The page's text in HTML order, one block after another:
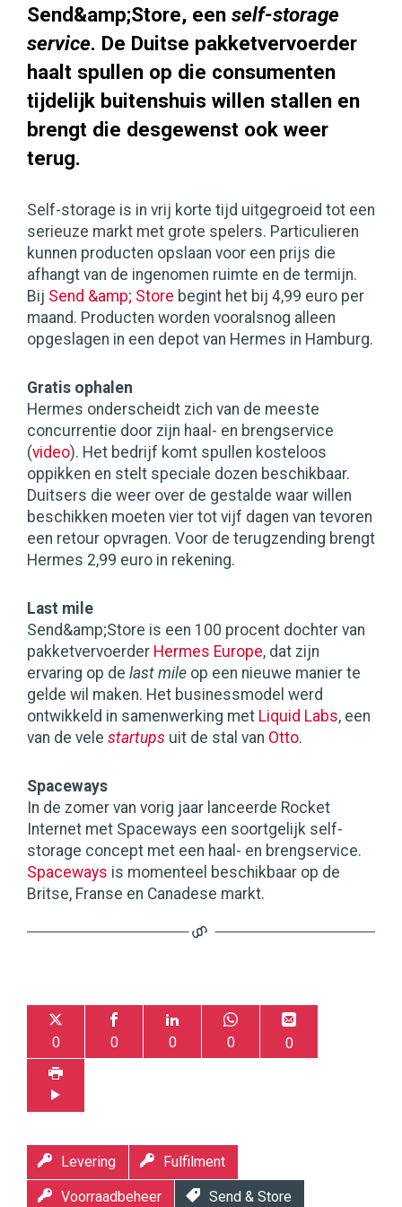
Send&amp;Store, een self-storage
service. De Duitse pakketvervoerder
haalt spullen op die consumenten
tijdelijk buitenshuis willen stallen en
brengt die desgewenst ook weer
terug.
Self-storage is in vrij korte tijd uitgegroeid tot een
serieuze markt met grote spelers. Particulieren
kunnen producten opslaan voor een prijs die
afhangt van de ingenomen ruimte en de termijn.
Bij Send &amp; Store begint het bij 4,99 euro per
maand. Producten worden vooralsnog alleen
opgeslagen in een depot van Hermes in Hamburg.
Gratis ophalen
Hermes onderscheidt zich van de meeste
concurrentie door zijn haal- en brengservice
(video). Het bedrijf komt spullen kosteloos
oppikken en stelt speciale dozen beschikbaar.
Duitsers die weer over de gestalde waar willen
beschikken moeten vier tot vijf dagen van tevoren
een retour opvragen. Voor de terugzending brengt
Hermes 2,99 euro in rekening.
Last mile
Send&amp;Store is een 100 procent dochter van
pakketvervoerder Hermes Europe, dat zijn
ervaring op de last mile op een nieuwe manier te
gelde wil maken. Het businessmodel werd
ontwikkeld in samenwerking met Liquid Labs, een
van de vele startups uit de stal van Otto.
Spaceways
In de zomer van vorig jaar lanceerde Rocket
Internet met Spaceways een soortgelijk self-
storage concept met een haal- en brengservice.
Spaceways is momenteel beschikbaar op de
Britse, Franse en Canadese markt.
0 0 0 0 0
Levering Fulfilment
Voorraadbeheer Send & Store